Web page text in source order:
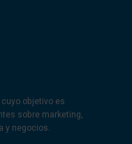
objetivo es
sobre marketing,
y negocios.